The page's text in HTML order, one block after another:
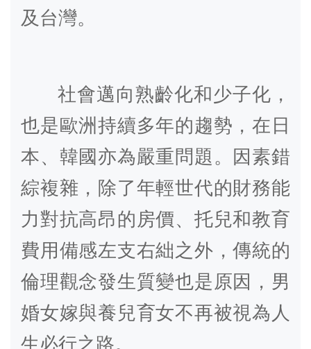
及台灣。
社會邁向熟齡化和少子化，
也是歐洲持續多年的趨勢，在日
本、韓國亦為嚴重問題。因素錯
綜複雜，除了年輕世代的財務能
力對抗高昂的房價、托兒和教育
費用備感左支右絀之外，傳統的
倫理觀念發生質變也是原因，男
婚女嫁與養兒育女不再被視為人
生必行之路。